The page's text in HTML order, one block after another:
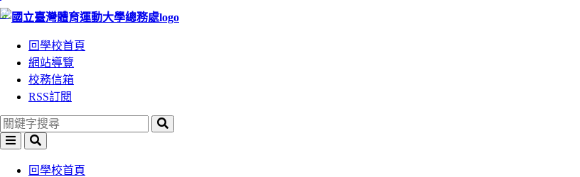
跳
區
塊
跳
區
塊
:::
回學校首頁
網站導覽
校務信箱
RSS訂閱
回學校首頁